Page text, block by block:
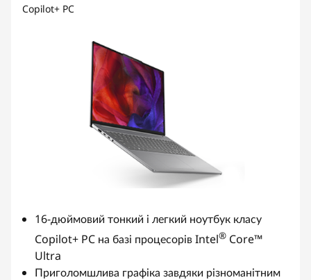
Copilot+ PC
16-дюймовий тонкий і легкий ноутбук класу
Copilot+ PC на базі процесорів Intel® Core™
Ultra
Приголомшлива графіка завдяки різноманітним